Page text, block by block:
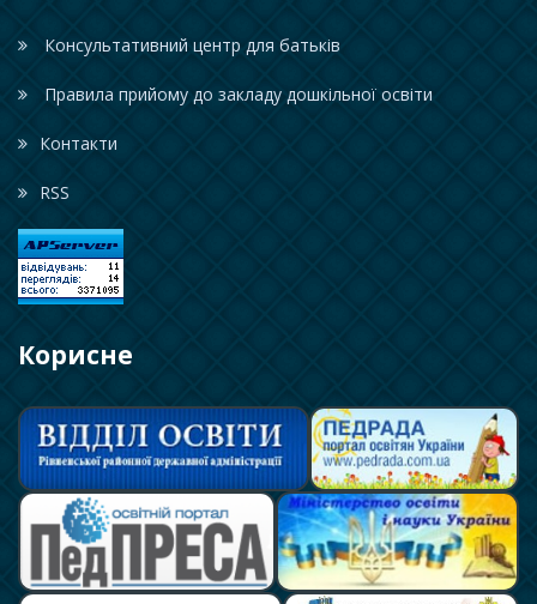
Консультативний центр для батьків
Правила прийому до закладу дошкільної освіти
Контакти
RSS
Корисне